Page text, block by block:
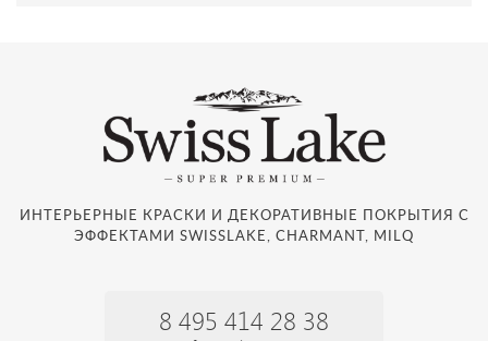
ИНТЕРЬЕРНЫЕ КРАСКИ И ДЕКОРАТИВНЫЕ ПОКРЫТИЯ С
ЭФФЕКТАМИ SWISSLAKE, CHARMANT, MILQ
8 495 414 28 38